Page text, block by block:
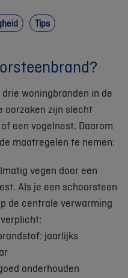
Tips
woningbranden in de
oorzaken zijn slecht
een vogelnest. Daarom
maatregelen te nemen:
vegen door een
Als je een schoorsteen
de centrale verwarming
jaarlijks
onderhouden